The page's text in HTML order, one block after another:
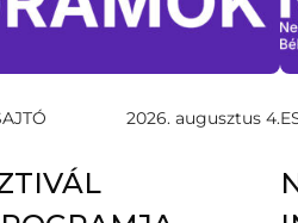
2026. augusztus 4.